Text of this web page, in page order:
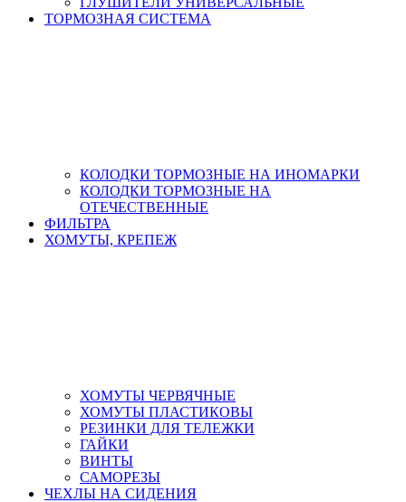
ТОРМОЗНАЯ СИСТЕМА
КОЛОДКИ ТОРМОЗНЫЕ НА ИНОМАРКИ
КОЛОДКИ ТОРМОЗНЫЕ НА
ОТЕЧЕСТВЕННЫЕ
ФИЛЬТРА
ХОМУТЫ, КРЕПЕЖ
ХОМУТЫ ЧЕРВЯЧНЫЕ
ХОМУТЫ ПЛАСТИКОВЫ
РЕЗИНКИ ДЛЯ ТЕЛЕЖКИ
ГАЙКИ
ВИНТЫ
САМОРЕЗЫ
ЧЕХЛЫ НА СИДЕНИЯ